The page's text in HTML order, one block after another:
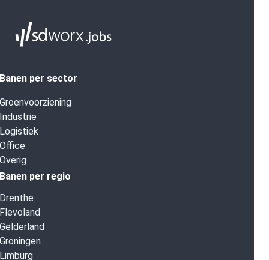
Banen per sector
Groenvoorziening
Industrie
Logistiek
Office
Overig
Banen per regio
Drenthe
Flevoland
Gelderland
Groningen
Limburg